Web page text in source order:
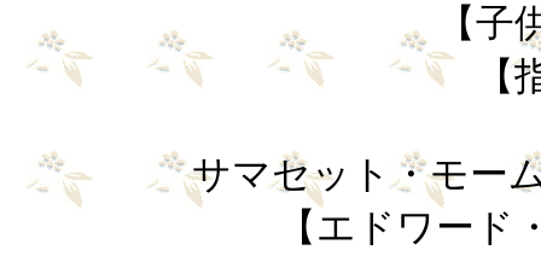
【子
【
サマセット・モー
【エドワード